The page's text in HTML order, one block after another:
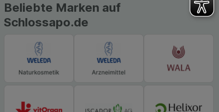
Beliebte Marken auf
Schlossapo.de